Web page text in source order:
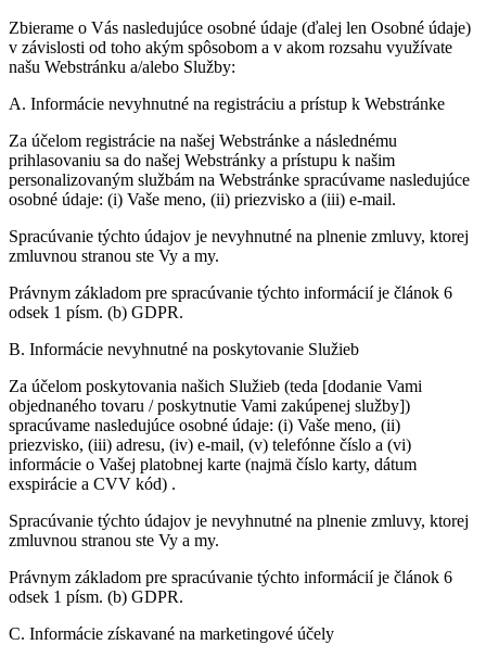
Zbierame o Vás nasledujúce osobné údaje (ďalej len Osobné údaje)
v závislosti od toho akým spôsobom a v akom rozsahu využívate
našu Webstránku a/alebo Služby:
A. Informácie nevyhnutné na registráciu a prístup k Webstránke
Za účelom registrácie na našej Webstránke a následnému
prihlasovaniu sa do našej Webstránky a prístupu k našim
personalizovaným službám na Webstránke spracúvame nasledujúce
osobné údaje: (i) Vaše meno, (ii) priezvisko a (iii) e-mail.
Spracúvanie týchto údajov je nevyhnutné na plnenie zmluvy, ktorej
zmluvnou stranou ste Vy a my.
Právnym základom pre spracúvanie týchto informácií je článok 6
odsek 1 písm. (b) GDPR.
B. Informácie nevyhnutné na poskytovanie Služieb
Za účelom poskytovania našich Služieb (teda [dodanie Vami
objednaného tovaru / poskytnutie Vami zakúpenej služby])
spracúvame nasledujúce osobné údaje: (i) Vaše meno, (ii)
priezvisko, (iii) adresu, (iv) e-mail, (v) telefónne číslo a (vi)
informácie o Vašej platobnej karte (najmä číslo karty, dátum
exspirácie a CVV kód) .
Spracúvanie týchto údajov je nevyhnutné na plnenie zmluvy, ktorej
zmluvnou stranou ste Vy a my.
Právnym základom pre spracúvanie týchto informácií je článok 6
odsek 1 písm. (b) GDPR.
C. Informácie získavané na marketingové účely